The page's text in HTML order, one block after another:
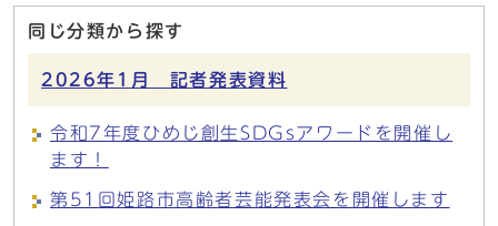
同じ分類から探す
2026年1月 記者発表資料
令和7年度ひめじ創生SDGsアワードを開催し
ます！
第51回姫路市高齢者芸能発表会を開催します